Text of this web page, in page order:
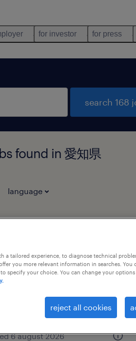
for investor for press
search 168
found in 愛知県
language
愛知県名古屋市中区, 愛知県
temporary
6 august 2026
a tailored experience, to diagnose technical
you more relevant information in searches. You
specify your choice. You can change your
reject all cookies